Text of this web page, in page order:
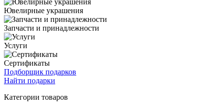
Ювелирные украшения
Запчасти и принадлежности
Услуги
Сертификаты
Подборщик подарков
Найти подарки
Категории товаров